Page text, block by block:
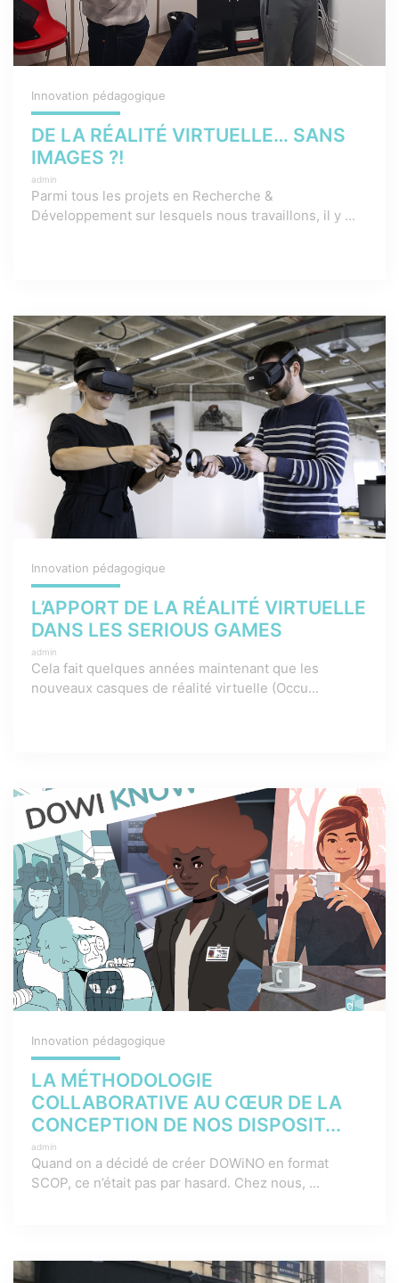
Innovation pédagogique
DE LA RÉALITÉ VIRTUELLE… SANS
IMAGES ?!
admin
Parmi tous les projets en Recherche &
Développement sur lesquels nous travaillons, il y ...
Innovation pédagogique
L’APPORT DE LA RÉALITÉ VIRTUELLE
DANS LES SERIOUS GAMES
admin
Cela fait quelques années maintenant que les
nouveaux casques de réalité virtuelle (Occu...
Innovation pédagogique
LA MÉTHODOLOGIE
COLLABORATIVE AU CŒUR DE LA
CONCEPTION DE NOS DISPOSIT...
admin
Quand on a décidé de créer DOWiNO en format
SCOP, ce n’était pas par hasard. Chez nous, ...